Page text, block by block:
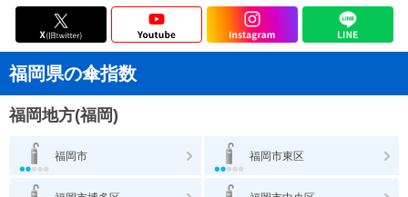
福岡県の傘指数
福岡地方(福岡)
福岡市 福岡市東区